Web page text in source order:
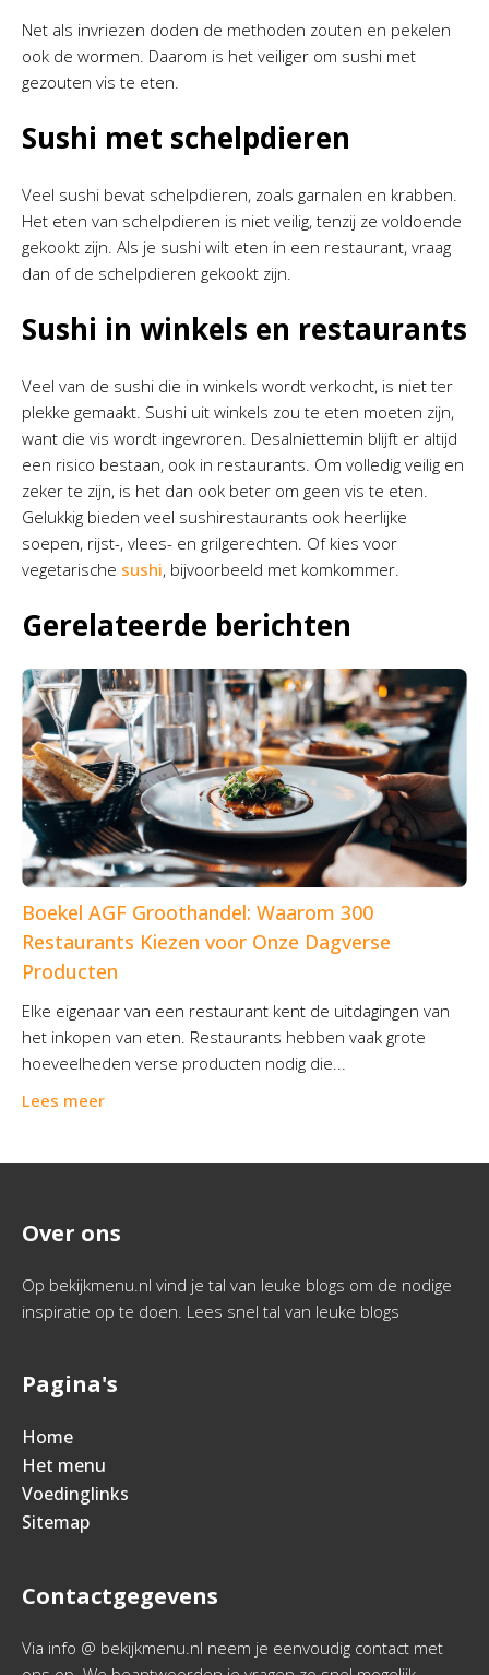
Net als invriezen doden de methoden zouten en pekelen
ook de wormen. Daarom is het veiliger om sushi met
gezouten vis te eten.
Sushi met schelpdieren
Veel sushi bevat schelpdieren, zoals garnalen en krabben.
Het eten van schelpdieren is niet veilig, tenzij ze voldoende
gekookt zijn. Als je sushi wilt eten in een restaurant, vraag
dan of de schelpdieren gekookt zijn.
Sushi in winkels en restaurants
Veel van de sushi die in winkels wordt verkocht, is niet ter
plekke gemaakt. Sushi uit winkels zou te eten moeten zijn,
want die vis wordt ingevroren. Desalniettemin blijft er altijd
een risico bestaan, ook in restaurants. Om volledig veilig en
zeker te zijn, is het dan ook beter om geen vis te eten.
Gelukkig bieden veel sushirestaurants ook heerlijke
soepen, rijst-, vlees- en grilgerechten. Of kies voor
vegetarische sushi, bijvoorbeeld met komkommer.
Gerelateerde berichten
Boekel AGF Groothandel: Waarom 300
Restaurants Kiezen voor Onze Dagverse
Producten
Elke eigenaar van een restaurant kent de uitdagingen van
het inkopen van eten. Restaurants hebben vaak grote
hoeveelheden verse producten nodig die...
Lees meer
Over ons
Op bekijkmenu.nl vind je tal van leuke blogs om de nodige
inspiratie op te doen. Lees snel tal van leuke blogs
Pagina's
Home
Het menu
Voedinglinks
Sitemap
Contactgegevens
Via info @ bekijkmenu.nl neem je eenvoudig contact met